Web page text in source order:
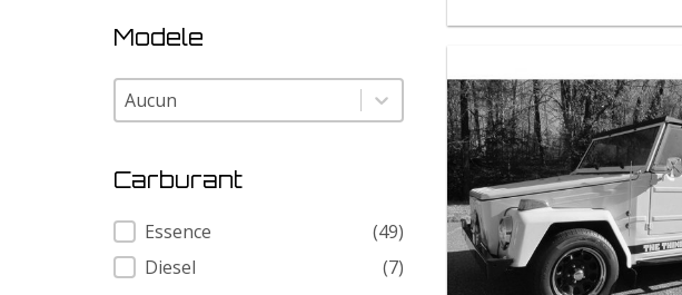
Modele
Modele
Modele
Carburant
Carburant
Essence
(49)
Diesel
(7)